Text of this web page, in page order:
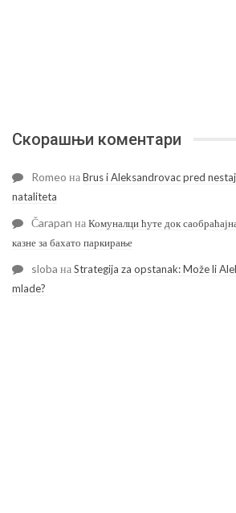
Скорашњи коментари
Romeo наBrus i Aleksandrovac pred
nataliteta
Čarapan наКомуналци ћуте док
казне за бахато паркирање
sloba наStrategija za opstanak: Može li
mlade?